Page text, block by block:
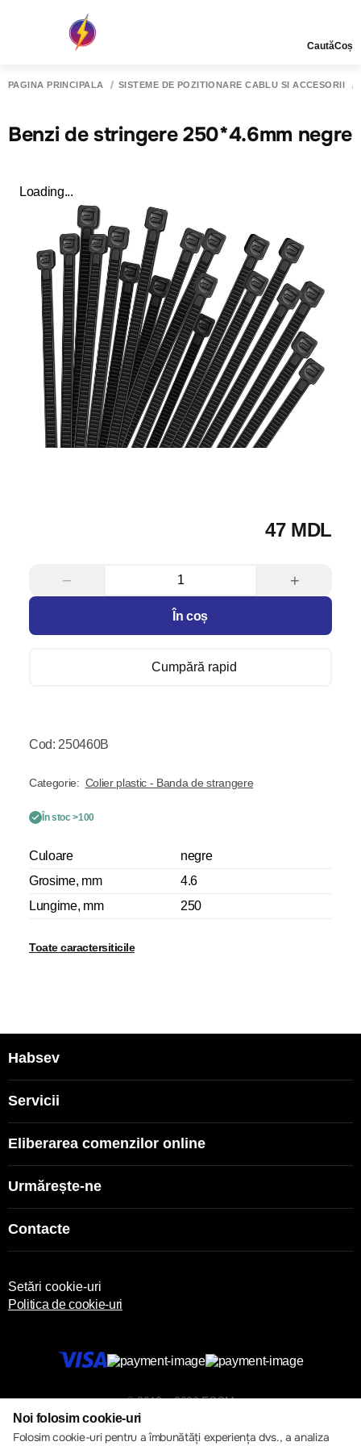
CautăCoș
PAGINA PRINCIPALĂ SISTEME DE POZITIONARE CABLU SI ACCESORII
Benzi de stringere 250*4.6mm negre
Loading...
47 MDL
− +
În coș
Cumpără rapid
Cod: 250460B
Categorie: Colier plastic - Banda de strangere
În stoc >100
Culoare
negre
Grosime, mm
4.6
Lungime, mm
250
Toate caractersiticile
Habsev
Servicii
Eliberarea comenzilor online
Urmărește-ne
Contacte
Setări cookie-uri
Politica de cookie-uri
© 2013 – 2026 ECOM
Noi folosim cookie-uri
Folosim cookie-uri pentru a îmbunătăți experiența dvs., a analiza